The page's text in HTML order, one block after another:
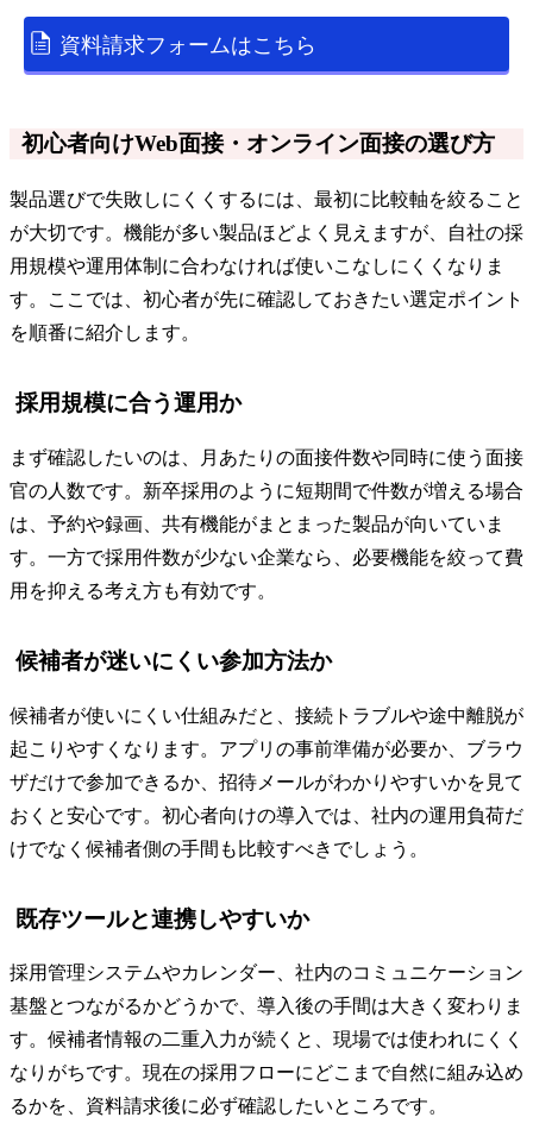
資料請求フォームはこちら
初心者向けWeb面接・オンライン面接の選び方
製品選びで失敗しにくくするには、最初に比較軸を絞ること
が大切です。機能が多い製品ほどよく見えますが、自社の採
用規模や運用体制に合わなければ使いこなしにくくなりま
す。ここでは、初心者が先に確認しておきたい選定ポイント
を順番に紹介します。
採用規模に合う運用か
まず確認したいのは、月あたりの面接件数や同時に使う面接
官の人数です。新卒採用のように短期間で件数が増える場合
は、予約や録画、共有機能がまとまった製品が向いていま
す。一方で採用件数が少ない企業なら、必要機能を絞って費
用を抑える考え方も有効です。
候補者が迷いにくい参加方法か
候補者が使いにくい仕組みだと、接続トラブルや途中離脱が
起こりやすくなります。アプリの事前準備が必要か、ブラウ
ザだけで参加できるか、招待メールがわかりやすいかを見て
おくと安心です。初心者向けの導入では、社内の運用負荷だ
けでなく候補者側の手間も比較すべきでしょう。
既存ツールと連携しやすいか
採用管理システムやカレンダー、社内のコミュニケーション
基盤とつながるかどうかで、導入後の手間は大きく変わりま
す。候補者情報の二重入力が続くと、現場では使われにくく
なりがちです。現在の採用フローにどこまで自然に組み込め
るかを、資料請求後に必ず確認したいところです。